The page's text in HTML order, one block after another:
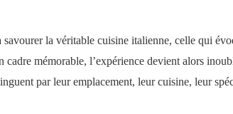
savourer la véritable cuisine italienne, celle qui
cadre mémorable, l’expérience devient alors
par leur emplacement, leur cuisine, leur